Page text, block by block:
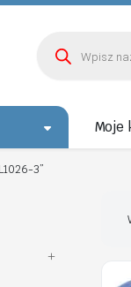
produktów
Moje
3”